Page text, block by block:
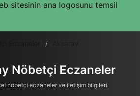
Nöbetçi Eczaneler
nöbetçi eczaneler ve iletişim bilgileri.